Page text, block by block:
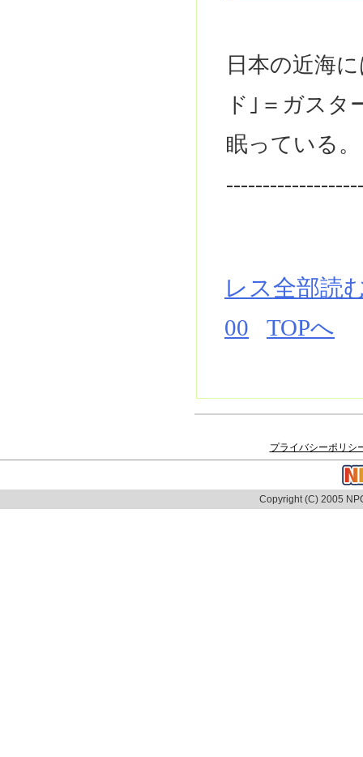
日本の近海
ド｣＝ガス
眠っている。
レス全部読
00
TOPへ
プライバシーポリシ
Copyright (C) 2005